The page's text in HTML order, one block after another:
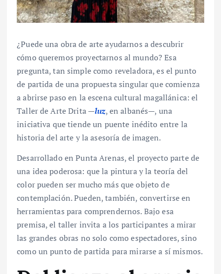
¿Puede una obra de arte ayudarnos a descubrir
cómo queremos proyectarnos al mundo? Esa
pregunta, tan simple como reveladora, es el punto
de partida de una propuesta singular que comienza
a abrirse paso en la escena cultural magallánica: el
Taller de Arte Drita —luz, en albanés—, una
iniciativa que tiende un puente inédito entre la
historia del arte y la asesoría de imagen.
Desarrollado en Punta Arenas, el proyecto parte de
una idea poderosa: que la pintura y la teoría del
color pueden ser mucho más que objeto de
contemplación. Pueden, también, convertirse en
herramientas para comprendernos. Bajo esa
premisa, el taller invita a los participantes a mirar
las grandes obras no solo como espectadores, sino
como un punto de partida para mirarse a sí mismos.